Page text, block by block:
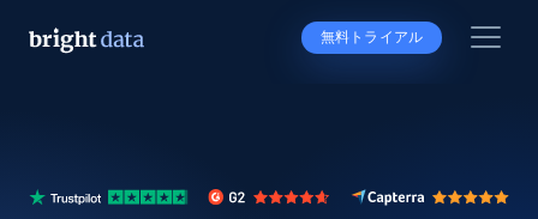
無料トライアル